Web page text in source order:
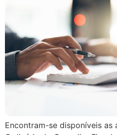
Encontram-se disponíveis as